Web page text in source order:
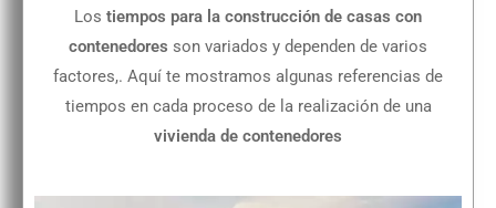
Los tiempos para la construcción de casas con
contenedores son variados y dependen de varios
factores,. Aquí te mostramos algunas referencias de
tiempos en cada proceso de la realización de una
vivienda de contenedores